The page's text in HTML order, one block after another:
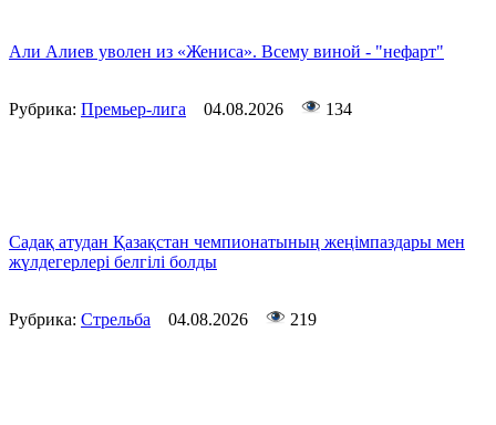
Али Алиев уволен из «Жениса». Всему виной - "нефарт"
Рубрика: Премьер-лига 04.08.2026 134
Садақ атудан Қазақстан чемпионатының жеңімпаздары мен
жүлдегерлері белгілі болды
Рубрика: Стрельба 04.08.2026 219